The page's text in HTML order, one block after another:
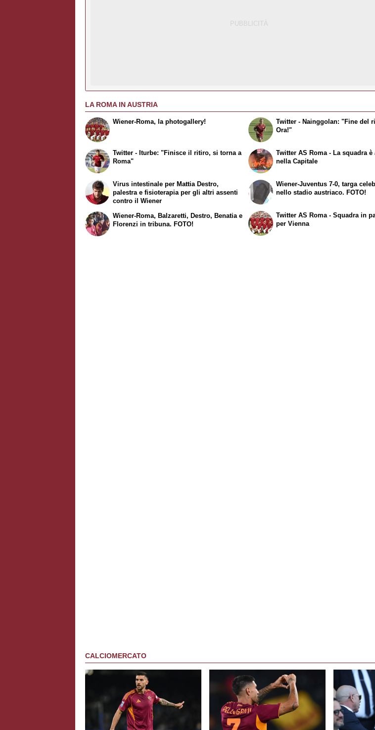
LA ROMA IN AUSTRIA
Wiener-Roma, la photogallery!
Twitter - Iturbe: "Finisce il ritiro, si torna a
Roma"
Twitter - Nainggolan: "Fine del
Ora!"
Twitter AS Roma- La squadra è
nella Capitale
Virus intestinale per Mattia Destro,
palestra e fisioterapia per gli altri assenti
contro il Wiener
Wiener-Roma, Balzaretti, Destro, Benatia e
Florenzi in tribuna. FOTO!
Wiener-Juventus 7-0, targa
nello stadio austriaco. FOTO!
Twitter AS Roma - Squadra in
per Vienna
CALCIOMERCATO